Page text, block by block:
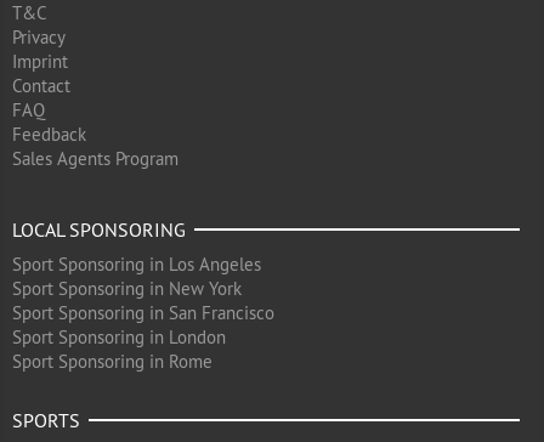
T&C
Privacy
Imprint
Contact
FAQ
Feedback
Sales Agents Program
LOCAL SPONSORING
Sport Sponsoring in Los Angeles
Sport Sponsoring in New York
Sport Sponsoring in San Francisco
Sport Sponsoring in London
Sport Sponsoring in Rome
SPORTS